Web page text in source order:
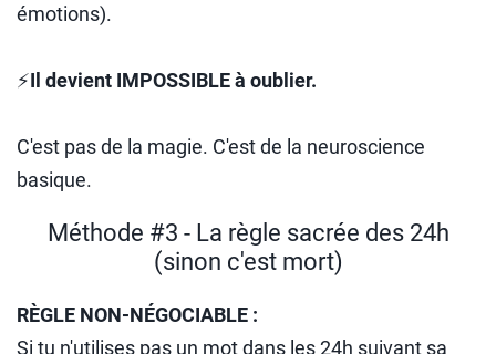
émotions).
⚡Il devient IMPOSSIBLE à oublier.
C'est pas de la magie. C'est de la neuroscience
basique.
Méthode #3 - La règle sacrée des 24h
(sinon c'est mort)
RÈGLE NON-NÉGOCIABLE :
Si tu n'utilises pas un mot dans les 24h suivant sa